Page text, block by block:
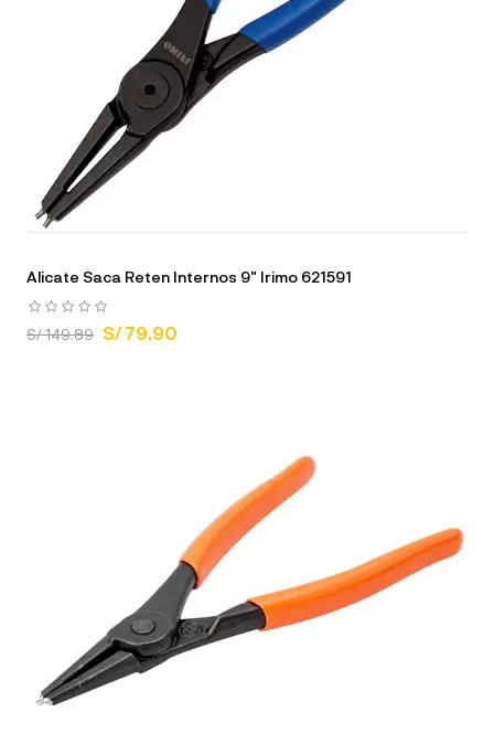
Alicate Saca Reten Internos 9" Irimo 621591
S/ 149.89 S/ 79.90